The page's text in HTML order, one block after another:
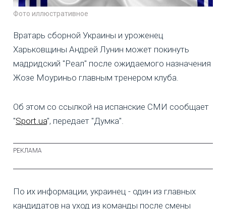
Фото иллюстративное
Вратарь сборной Украины и уроженец
Харьковщины Андрей Лунин может покинуть
мадридский "Реал" после ожидаемого назначения
Жозе Моуриньо главным тренером клуба.
Об этом со ссылкой на испанские СМИ сообщает
"Sport.ua", передает "Думка".
По их информации, украинец - один из главных
кандидатов на уход из команды после смены